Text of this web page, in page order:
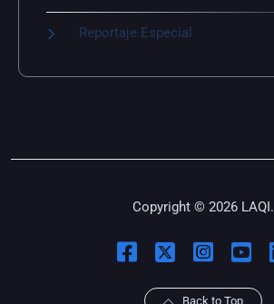
Reportaje Especial
Copyright © 2026 LAQI.
Back to Top